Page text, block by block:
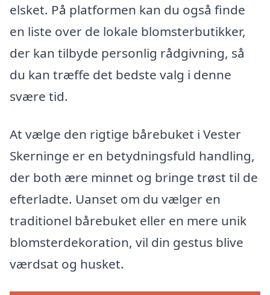
elsket. På platformen kan du også finde
en liste over de lokale blomsterbutikker,
der kan tilbyde personlig rådgivning, så
du kan træffe det bedste valg i denne
svære tid.
At vælge den rigtige bårebuket i Vester
Skerninge er en betydningsfuld handling,
der both ære minnet og bringe trøst til de
efterladte. Uanset om du vælger en
traditionel bårebuket eller en mere unik
blomsterdekoration, vil din gestus blive
værdsat og husket.